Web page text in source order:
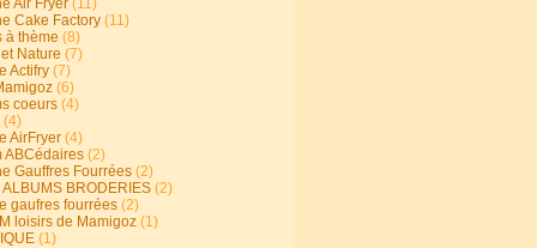
Air Fryer (11)
Cake Factory (11)
à thème (8)
Nature (7)
Actifry (7)
(6)
coeurs (4)
(4)
AirFryer (4)
ABCédaires (2)
Gauffres Fourrées (2)
ALBUMS BRODERIES (2)
gaufres fourrées (2)
loisirs de Mamigoz (1)
(1)